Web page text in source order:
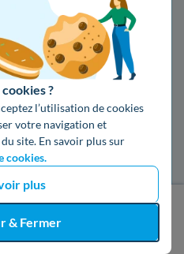
?
l’utilisation de cookies
votre navigation et
site. En savoir plus sur
cookies.
plus
& Fermer
devis gratuit